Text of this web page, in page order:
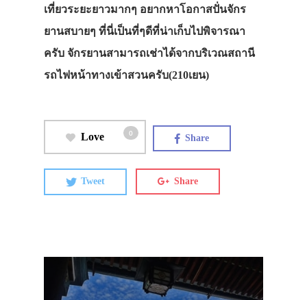
เที่ยวระยะยาวมากๆ อยากหาโอกาสปั่นจักร
ยานสบายๆ ที่นี่เป็นที่ๆดีที่น่าเก็บไปพิจารณา
ครับ จักรยานสามารถเช่าได้จากบริเวณสถานี
รถไฟหน้าทางเข้าสวนครับ(210เยน)
Love 0 Share
Tweet Share